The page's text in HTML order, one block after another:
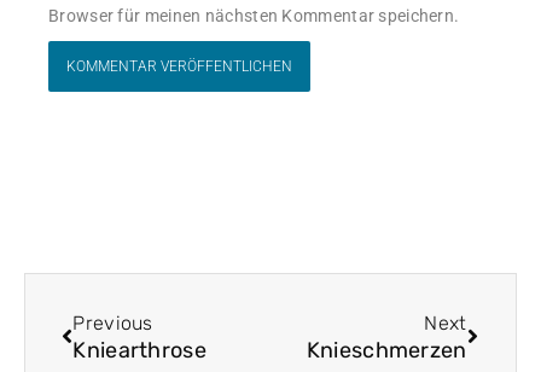
Browser für meinen nächsten Kommentar speichern.
Previous
Kniearthrose
Next
Knieschmerzen